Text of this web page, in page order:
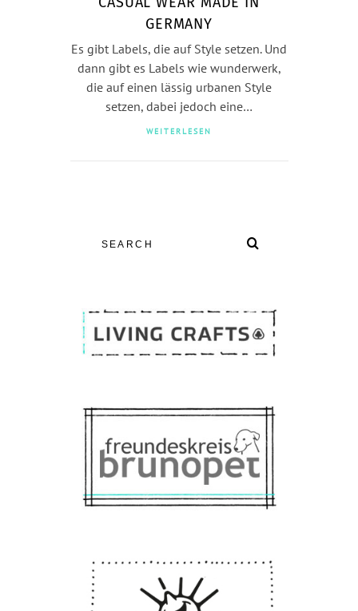
GERMANY
Es gibt Labels, die auf Style setzen. Und
dann gibt es Labels wie wunderwerk,
die auf einen lässig urbanen Style
setzen, dabei jedoch eine…
WEITERLESEN